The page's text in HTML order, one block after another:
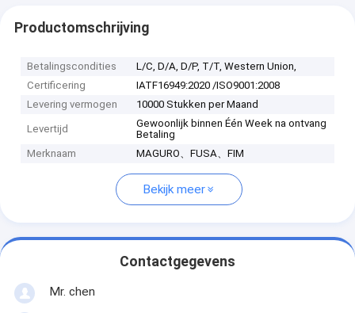
Productomschrijving
Betalingscondities
L/C, D/A, D/P, T/T, Western Union,
Certificering
IATF16949:2020 /ISO9001:2008
Levering vermogen
10000 Stukken per Maand
Levertijd
Gewoonlijk binnen Één Week na ontvang
Betaling
Merknaam
MAGURO、FUSA、FIM
Bekijk meer
Contactgegevens
Mr. chen